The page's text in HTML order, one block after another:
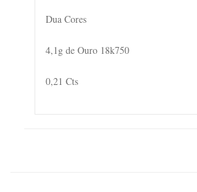
Dua Cores
4,1g de Ouro 18k750
0,21 Cts